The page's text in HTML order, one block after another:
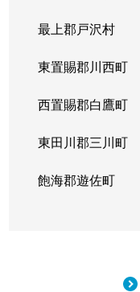
最上郡戸沢村
東置賜郡川西町
西置賜郡白鷹町
東田川郡三川町
飽海郡遊佐町